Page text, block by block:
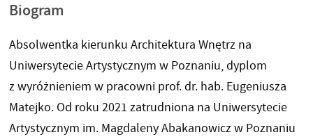
Biogram
Absolwentka kierunku Architektura Wnętrz na
Uniwersytecie Artystycznym w Poznaniu, dyplom
z wyróżnieniem w pracowni prof. dr. hab. Eugeniusza
Matejko. Od roku 2021 zatrudniona na Uniwersytecie
Artystycznym im. Magdaleny Abakanowicz w Poznaniu